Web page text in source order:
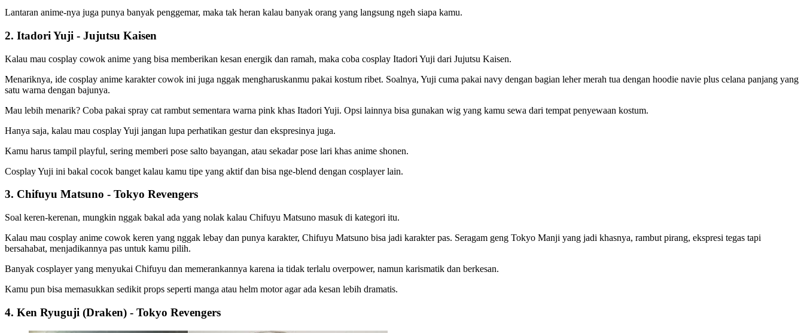
Lantaran anime-nya juga punya banyak penggemar, maka tak heran kalau banyak orang yang langsung ngeh siapa kamu.
2. Itadori Yuji - Jujutsu Kaisen
Kalau mau cosplay cowok anime yang bisa memberikan kesan energik dan ramah, maka coba cosplay Itadori Yuji dari Jujutsu Kaisen.
Menariknya, ide cosplay anime karakter cowok ini juga nggak mengharuskanmu pakai kostum ribet. Soalnya, Yuji cuma pakai navy dengan bagian leher merah tua dengan hoodie navie plus celana panjang yang
satu warna dengan bajunya.
Mau lebih menarik? Coba pakai spray cat rambut sementara warna pink khas Itadori Yuji. Opsi lainnya bisa gunakan wig yang kamu sewa dari tempat penyewaan kostum.
Hanya saja, kalau mau cosplay Yuji jangan lupa perhatikan gestur dan ekspresinya juga.
Kamu harus tampil playful, sering memberi pose salto bayangan, atau sekadar pose lari khas anime shonen.
Cosplay Yuji ini bakal cocok banget kalau kamu tipe yang aktif dan bisa nge-blend dengan cosplayer lain.
3. Chifuyu Matsuno - Tokyo Revengers
Soal keren-kerenan, mungkin nggak bakal ada yang nolak kalau Chifuyu Matsuno masuk di kategori itu.
Kalau mau cosplay anime cowok keren yang nggak lebay dan punya karakter, Chifuyu Matsuno bisa jadi karakter pas. Seragam geng Tokyo Manji yang jadi khasnya, rambut pirang, ekspresi tegas tapi
bersahabat, menjadikannya pas untuk kamu pilih.
Banyak cosplayer yang menyukai Chifuyu dan memerankannya karena ia tidak terlalu overpower, namun karismatik dan berkesan.
Kamu pun bisa memasukkan sedikit props seperti manga atau helm motor agar ada kesan lebih dramatis.
4. Ken Ryuguji (Draken) - Tokyo Revengers